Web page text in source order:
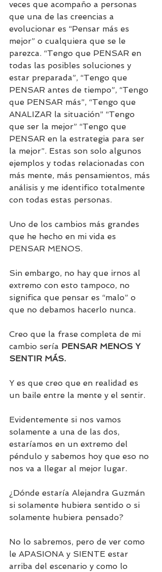
veces que acompaño a personas
que una de las creencias a
evolucionar es “Pensar más es
mejor” o cualquiera que se le
parezca. “Tengo que PENSAR en
todas las posibles soluciones y
estar preparada”, “Tengo que
PENSAR antes de tiempo”, “Tengo
que PENSAR más”, “Tengo que
ANALIZAR la situación” “Tengo
que ser la mejor” “Tengo que
PENSAR en la estrategia para ser
la mejor”. Estas son solo algunos
ejemplos y todas relacionadas con
más mente, más pensamientos, más
análisis y me identifico totalmente
con todas estas personas.
Uno de los cambios más grandes
que he hecho en mi vida es
PENSAR MENOS.
Sin embargo, no hay que irnos al
extremo con esto tampoco, no
significa que pensar es “malo” o
que no debamos hacerlo nunca.
Creo que la frase completa de mi
cambio sería PENSAR MENOS Y
SENTIR MÁS.
Y es que creo que en realidad es
un baile entre la mente y el sentir.
Evidentemente si nos vamos
solamente a una de las dos,
estaríamos en un extremo del
péndulo y sabemos hoy que eso no
nos va a llegar al mejor lugar.
¿Dónde estaría Alejandra Guzmán
si solamente hubiera sentido o si
solamente hubiera pensado?
No lo sabremos, pero de ver como
le APASIONA y SIENTE estar
arriba del escenario y como lo